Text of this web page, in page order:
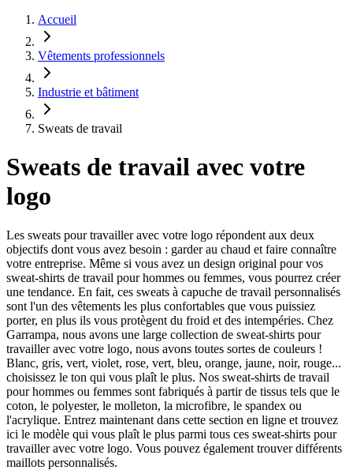
Accueil
Vêtements professionnels
Industrie et bâtiment
Sweats de travail
Sweats de travail avec votre
logo
Les sweats pour travailler avec votre logo répondent aux deux
objectifs dont vous avez besoin : garder au chaud et faire connaître
votre entreprise. Même si vous avez un design original pour vos
sweat-shirts de travail pour hommes ou femmes, vous pourrez créer
une tendance. En fait, ces sweats à capuche de travail personnalisés
sont l'un des vêtements les plus confortables que vous puissiez
porter, en plus ils vous protègent du froid et des intempéries. Chez
Garrampa, nous avons une large collection de sweat-shirts pour
travailler avec votre logo, nous avons toutes sortes de couleurs !
Blanc, gris, vert, violet, rose, vert, bleu, orange, jaune, noir, rouge...
choisissez le ton qui vous plaît le plus. Nos sweat-shirts de travail
pour hommes ou femmes sont fabriqués à partir de tissus tels que le
coton, le polyester, le molleton, la microfibre, le spandex ou
l'acrylique. Entrez maintenant dans cette section en ligne et trouvez
ici le modèle qui vous plaît le plus parmi tous ces sweat-shirts pour
travailler avec votre logo. Vous pouvez également trouver différents
maillots personnalisés.